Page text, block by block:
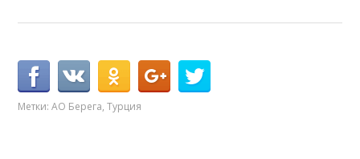
Метки:АО Берега,Турция